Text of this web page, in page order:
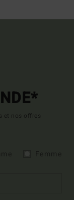
et nos offres